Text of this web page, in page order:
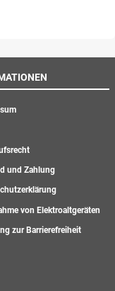
und Zahlung
von Elektroaltgeräten
zur Barrierefreiheit